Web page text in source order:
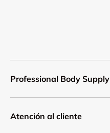
Professional Body Supply
Atención al cliente